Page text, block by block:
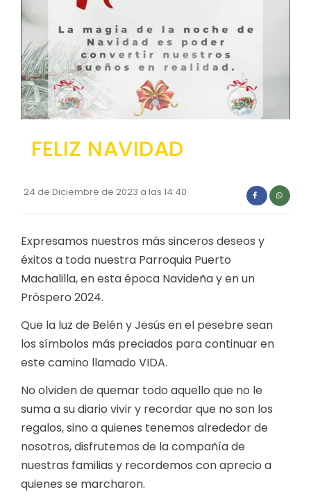
GEOGRAFÍA
Ubicación
Clima
GESTIÓN ADMINISTRATIVA
Plan de desarrollo y Ordenamiento Territorial -
Plan Anual Contratación - PAC
Plan Operativo Anual - POA
Convenios Institucionales
Cédulas presupuestarias y balances
Ejecución Presupuestaria
Obras y proyectos
FELIZ NAVIDAD
24 de Diciembre de 2023 a las 14:40
Expresamos nuestros más sinceros deseos y
éxitos a toda nuestra Parroquia Puerto
Machalilla, en esta época Navideña y en un
Próspero 2024.
Que la luz de Belén y Jesús en el pesebre sean
los símbolos más preciados para continuar en
este camino llamado VIDA.
No olviden de quemar todo aquello que no le
suma a su diario vivir y recordar que no son los
regalos, sino a quienes tenemos alrededor de
nosotros, disfrutemos de la compañía de
nuestras familias y recordemos con aprecio a
quienes se marcharon.